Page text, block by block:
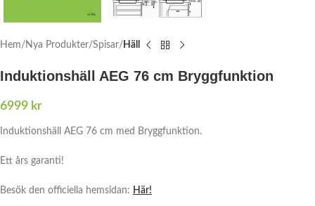
Hem Nya Produkter Spisar Häll
Induktionshäll AEG 76 cm Bryggfunktion
6999 kr
Induktionshäll AEG 76 cm med Bryggfunktion.
Ett års garanti!
Besök den officiella hemsidan: Här!